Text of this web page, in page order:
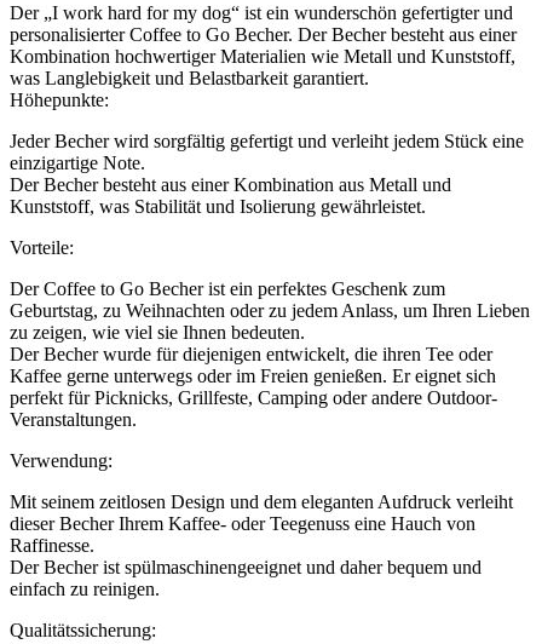
Der „I work hard for my dog“ ist ein wunderschön gefertigter und
personalisierter Coffee to Go Becher. Der Becher besteht aus einer
Kombination hochwertiger Materialien wie Metall und Kunststoff,
was Langlebigkeit und Belastbarkeit garantiert.
Höhepunkte:
Jeder Becher wird sorgfältig gefertigt und verleiht jedem Stück eine
einzigartige Note.
Der Becher besteht aus einer Kombination aus Metall und
Kunststoff, was Stabilität und Isolierung gewährleistet.
Vorteile:
Der Coffee to Go Becher ist ein perfektes Geschenk zum
Geburtstag, zu Weihnachten oder zu jedem Anlass, um Ihren Lieben
zu zeigen, wie viel sie Ihnen bedeuten.
Der Becher wurde für diejenigen entwickelt, die ihren Tee oder
Kaffee gerne unterwegs oder im Freien genießen. Er eignet sich
perfekt für Picknicks, Grillfeste, Camping oder andere Outdoor-
Veranstaltungen.
Verwendung:
Mit seinem zeitlosen Design und dem eleganten Aufdruck verleiht
dieser Becher Ihrem Kaffee- oder Teegenuss eine Hauch von
Raffinesse.
Der Becher ist spülmaschinengeeignet und daher bequem und
einfach zu reinigen.
Qualitätssicherung: